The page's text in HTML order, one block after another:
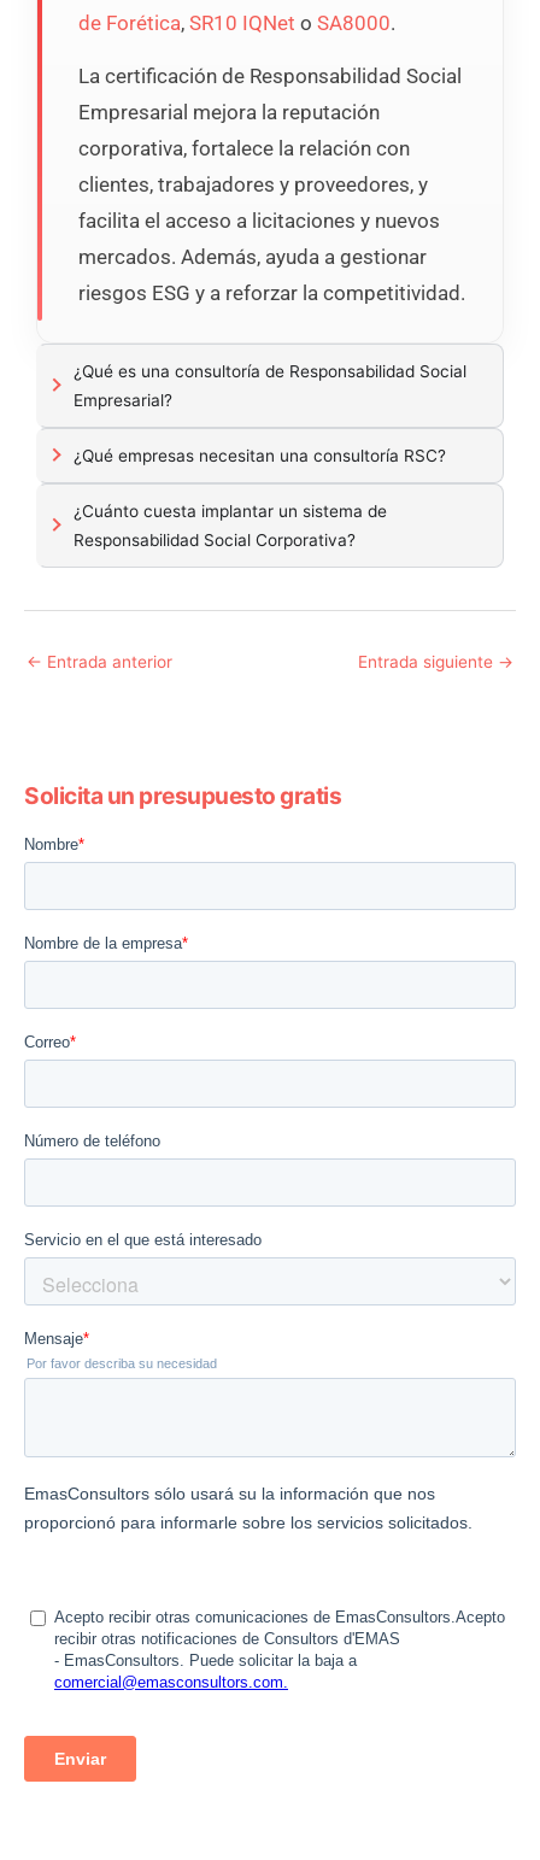
de Forética, SR10 IQNet o SA8000.
La certificación de Responsabilidad Social
Empresarial mejora la reputación
corporativa, fortalece la relación con
clientes, trabajadores y proveedores, y
facilita el acceso a licitaciones y nuevos
mercados. Además, ayuda a gestionar
riesgos ESG y a reforzar la competitividad.
¿Qué es una consultoría de Responsabilidad Social
Empresarial?
¿Qué empresas necesitan una consultoría RSC?
¿Cuánto cuesta implantar un sistema de
Responsabilidad Social Corporativa?
← Entrada anterior Entrada siguiente →
Solicita un presupuesto gratis